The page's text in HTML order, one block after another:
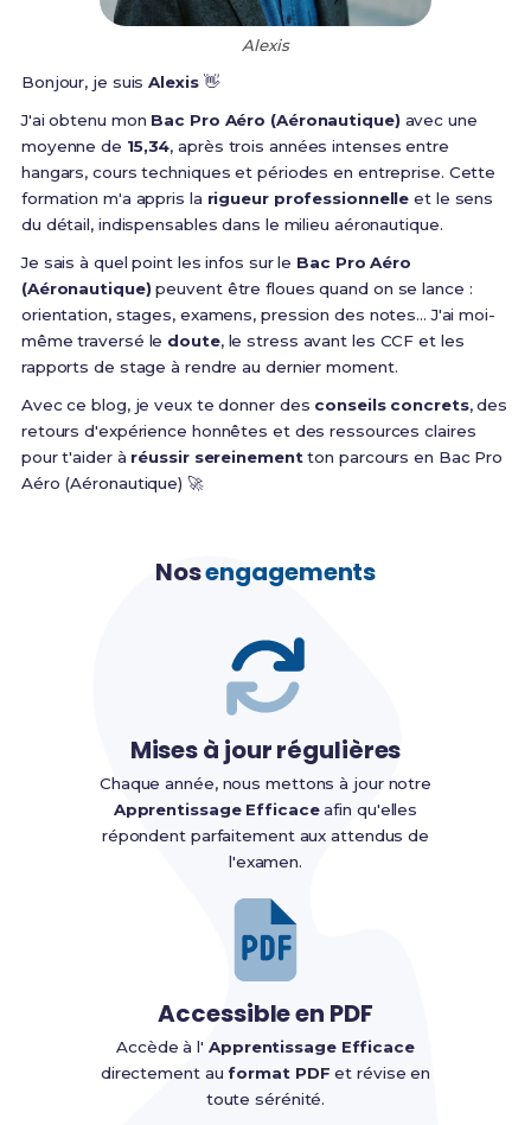
Alexis
Bonjour, je suisAlexis👋
J'ai obtenu mon Bac Pro Aéro (Aéronautique) avec une
moyenne de 15,34, après trois années intenses entre
hangars, cours techniques et périodes en entreprise. Cette
formation m'a appris la rigueur professionnelle et le sens
du détail, indispensables dans le milieu aéronautique.
Je sais à quel point les infos sur le Bac Pro Aéro
(Aéronautique) peuvent être floues quand on se lance :
orientation, stages, examens, pression des notes... J'ai moi-
même traversé le doute, le stress avant les CCF et les
rapports de stage à rendre au dernier moment.
Avec ce blog, je veux te donner des conseils concrets, des
retours d'expérience honnêtes et des ressources claires
pour t'aider à réussir sereinement ton parcours en Bac Pro
Aéro (Aéronautique) 🚀
Nosengagements
Mises à jour régulières
Chaque année, nous mettons à jour notre
Apprentissage Efficaceafin qu'elles
répondent parfaitement aux attendus de
l'examen.
Accessible en PDF
Accède à l' Apprentissage Efficace
directement auformat PDF et révise en
toute sérénité.